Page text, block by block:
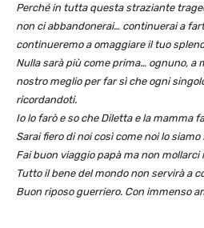
Perché in tutta questa straziante
non ci abbandonerai… continuerai a
continueremo a omaggiare il tuo
Nulla sarà più come prima… ognuno, a
nostro meglio per far sì che ogni
ricordandoti.
Io lo farò e so che Diletta e la mamma
Sarai fiero di noi così come noi lo
Fai buon viaggio papà ma non
Tutto il bene del mondo non servirà a
Buon riposo guerriero. Con immenso